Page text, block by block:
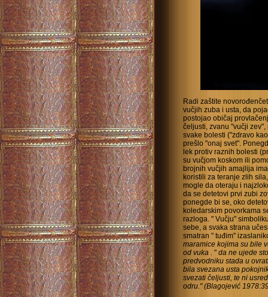
Radi zaštite
vučjih zuba i usta, da
postojao običaj
čeljusti, zvanu "vučji
svake bolesti ("zdravo
prešlo "onaj svet".
lek protiv raznih bolesti
su vučjom koskom ili
brojnih vučjih amajlija
koristili za teranje zlih
mogle da oteraju i
da se detetovi prvi zubi
ponegde bi se, oko
koledarskim povorkama
razloga. " Vučju"
sebe, a svaka strana
smatran " tuđim"
maramice kojima su bile
od vuka . " da ne ujede
predvodniku stada u
bila svezana usta
svezati čeljusti, te ni
odru." (Blagojević